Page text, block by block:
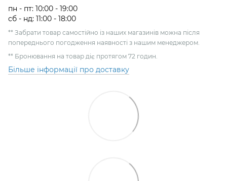
пн - пт: 10:00 - 19:00
сб - нд: 11:00 - 18:00
** Забрати товар самостійно із наших магазинів можна після
попереднього погодження наявності з нашим менеджером.
** Бронювання на товар діє протягом 72 годин.
Більше інформації про доставку